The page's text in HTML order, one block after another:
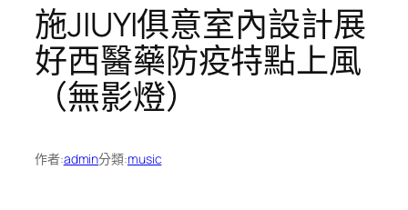
施JIUYI俱意室內設計展
好西醫藥防疫特點上風
（無影燈）
作者:admin分類:music